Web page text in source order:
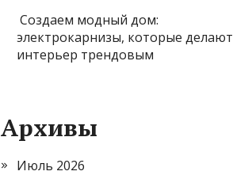
Создаем модный дом:
электрокарнизы, которые делают
интерьер трендовым
Архивы
Июль 2026